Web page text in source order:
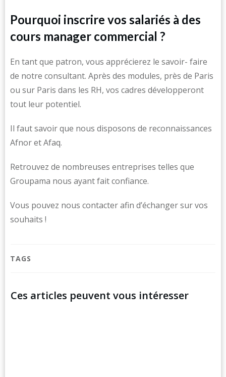
Pourquoi inscrire vos salariés à des
cours manager commercial ?
En tant que patron, vous apprécierez le savoir- faire
de notre consultant. Après des modules, près de Paris
ou sur Paris dans les RH, vos cadres développeront
tout leur potentiel.
Il faut savoir que nous disposons de reconnaissances
Afnor et Afaq.
Retrouvez de nombreuses entreprises telles que
Groupama nous ayant fait confiance.
Vous pouvez nous contacter afin d’échanger sur vos
souhaits !
TAGS
Ces articles peuvent vous intéresser